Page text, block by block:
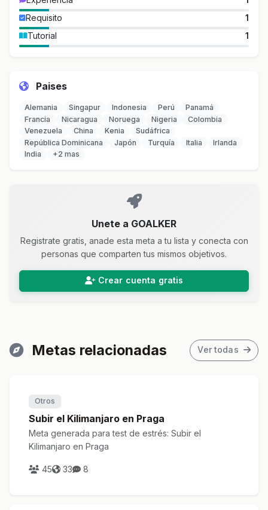
Requisito
1
Tutorial
1
Paises
Alemania Singapur Indonesia Perú
Panamá
Francia
Nicaragua Noruega Nigeria
Colombia
Venezuela
China Kenia
Sudáfrica
República Dominicana
Japón Turquía Italia
Irlanda
India
+2 mas
Unete a GOALKER
Registrate gratis, anade esta meta a tu lista y conecta con
personas que comparten tus mismos objetivos.
Crear cuenta gratis
Metas relacionadas Ver todas
Otros
Subir el Kilimanjaro en Praga
Meta generada para test de estrés: Subir el
Kilimanjaro en Praga
45 33 8